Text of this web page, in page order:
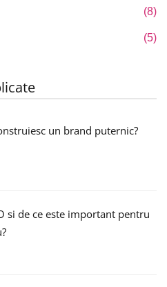
(8)
(5)
un brand puternic?
si de ce este important pentru